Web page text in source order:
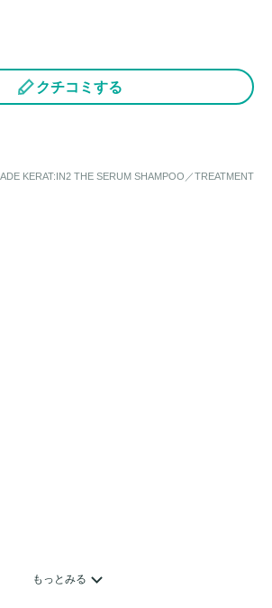
クチコミする
KERAT:IN2 THE SERUM SHAMPOO／TREATMENT
もっとみる